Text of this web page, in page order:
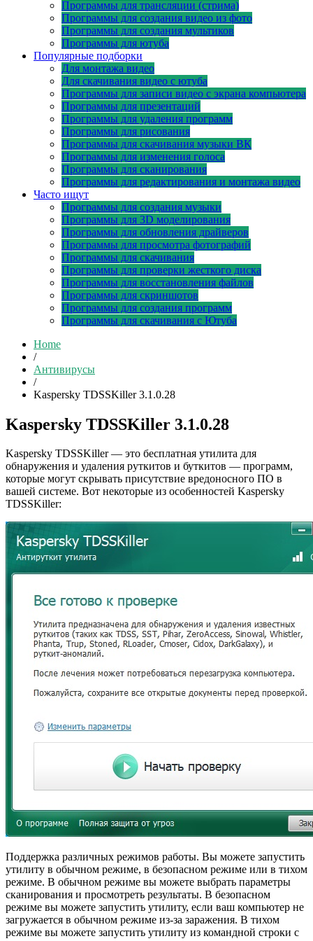
Программы для трансляции (стрима)
Программы для создания видео из фото
Программы для создания мультиков
Программы для ютуба
Популярные подборки
Для монтажа видео
Для скачивания видео с ютуба
Программы для записи видео с экрана компьютера
Программы для презентаций
Программы для удаления программ
Программы для рисования
Программы для скачивания музыки ВК
Программы для изменения голоса
Программы для сканирования
Программы для редактирования и монтажа видео
Часто ищут
Программы для создания музыки
Программы для 3D моделирования
Программы для обновления драйверов
Программы для просмотра фотографий
Программы для скачивания
Программы для проверки жесткого диска
Программы для восстановления файлов
Программы для скриншотов
Программы для создания программ
Программы для скачивания с Ютуба
Home
/
Антивирусы
/
Kaspersky TDSSKiller 3.1.0.28
Kaspersky TDSSKiller 3.1.0.28
Kaspersky TDSSKiller — это бесплатная утилита для
обнаружения и удаления руткитов и буткитов — программ,
которые могут скрывать присутствие вредоносного ПО в
вашей системе. Вот некоторые из особенностей Kaspersky
TDSSKiller:
Поддержка различных режимов работы. Вы можете запустить
утилиту в обычном режиме, в безопасном режиме или в тихом
режиме. В обычном режиме вы можете выбрать параметры
сканирования и просмотреть результаты. В безопасном
режиме вы можете запустить утилиту, если ваш компьютер не
загружается в обычном режиме из-за заражения. В тихом
режиме вы можете запустить утилиту из командной строки с